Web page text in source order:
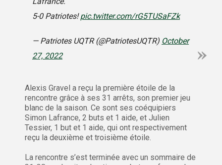
5-0 Patriotes!pic.twitter.com/rG5TUSaFZk
— Patriotes UQTR (@PatriotesUQTR) October
27, 2022
Alexis Gravel a reçu la première étoile de la
rencontre grâce à ses 31 arrêts, son premier jeu
blanc de la saison. Ce sont ses coéquipiers
Simon Lafrance, 2 buts et 1 aide, et Julien
Tessier, 1 but et 1 aide, qui ont respectivement
reçu la deuxième et troisième étoile.
La rencontre s’est terminée avec un sommaire de